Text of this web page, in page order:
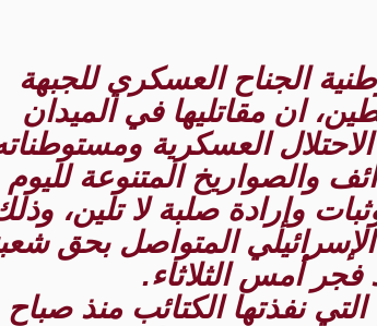
وعملياتنا الاستباقية مستمرة
لإجراء مشاورات خاصة
الجناح العسكري للجبهة
ان مقاتليها في الميدان
العسكرية
والصواريخ المتنوعة لليوم
وإرادة صلبة لا تلين،
المتواصل بحق
أمس الثلاثاء.
نفذتها الكتائب منذ صباح